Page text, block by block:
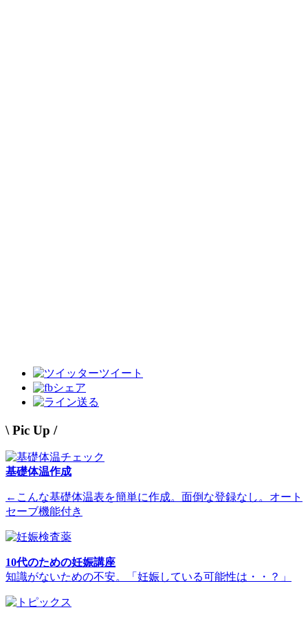
ツイート
シェア
送る
\ Pic Up /
基礎体温作成
←こんな基礎体温表を簡単に作成。面倒な登録なし。オート
セーブ機能付き
10代のための妊娠講座
知識がないための不安。「妊娠している可能性は・・？」